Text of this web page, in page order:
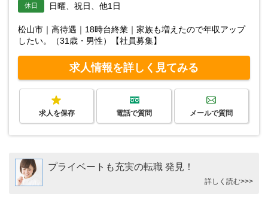
休日 日曜、祝日、他1日
松山市｜高待遇｜18時台終業｜家族も増えたので年収アップ
したい。（31歳・男性）【社員募集】
求人情報を詳しく見てみる
求人を保存 電話で質問 メールで質問
プライベートも充実の転職 発見！
詳しく読む>>>